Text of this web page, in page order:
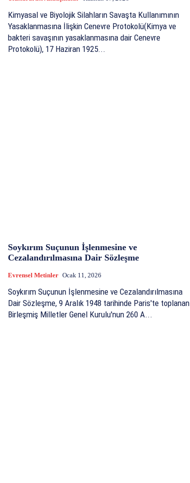
Kimyasal ve Biyolojik Silahların Savaşta Kullanımının
Yasaklanmasına İlişkin Cenevre Protokolü(Kimya ve
bakteri savaşının yasaklanmasına dair Cenevre
Protokolü), 17 Haziran 1925...
Soykırım Suçunun İşlenmesine ve
Cezalandırılmasına Dair Sözleşme
Evrensel Metinler Ocak 11, 2026
Soykırım Suçunun İşlenmesine ve Cezalandırılmasına
Dair Sözleşme, 9 Aralık 1948 tarihinde Paris'te toplanan
Birleşmiş Milletler Genel Kurulu'nun 260 A...